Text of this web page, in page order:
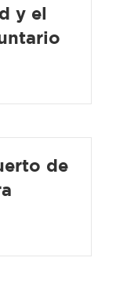
y el
de